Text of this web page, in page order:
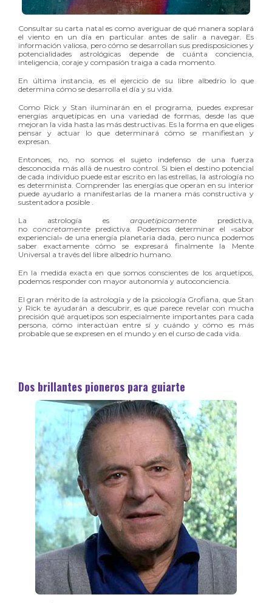
Consultar su carta natal es como averiguar de qué manera soplará
el viento en un día en particular antes de salir a navegar. Es
información valiosa, pero cómo se desarrollan sus predisposiciones y
potencialidades astrológicas depende de cuánta conciencia,
inteligencia, coraje y compasión traiga a cada momento.
En última instancia, es el ejercicio de su libre albedrío lo que
determina cómo se desarrolla el día y su vida.
Como Rick y Stan iluminarán en el programa, puedes expresar
energías arquetípicas en una variedad de formas, desde las que
mejoran la vida hasta las más destructivas. Es la forma en que eliges
pensar y actuar lo que determinará cómo se manifiestan y
expresan.
Entonces, no, no somos el sujeto indefenso de una fuerza
desconocida más allá de nuestro control. Si bien el destino potencial
de cada individuo puede estar escrito en las estrellas, la astrología no
es determinista. Comprender las energías que operan en su interior
puede ayudarlo a manifestarlas de la manera más constructiva y
sustentadora posible .
La astrología es arquetípicamente predictiva,
no concretamentepredictiva. Podemos determinar el «sabor
experiencial» de una energía planetaria dada, pero nunca podemos
saber exactamente cómo se expresará finalmente la Mente
Universal a través del libre albedrío humano.
En la medida exacta en que somos conscientes de los arquetipos,
podemos responder con mayor autonomía y autoconciencia.
El gran mérito de la astrología y de la psicología Grofiana, que Stan
y Rick te ayudarán a descubrir, es que parece revelar con mucha
precisión qué arquetipos son especialmente importantes para cada
persona, cómo interactúan entre sí y cuándo y cómo es más
probable que se expresen en el mundo y en el curso de cada vida.
Dos brillantes pioneros para guiarte